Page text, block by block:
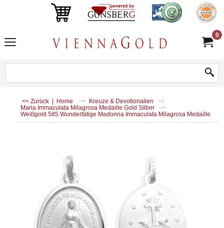
0
<< Zurück | Home
Kreuze & Devotionalien
Maria Immaculata Milagrosa Medaille Gold Silber
Weißgold 585 Wundertätige Madonna Immaculata Milagrosa Medaille